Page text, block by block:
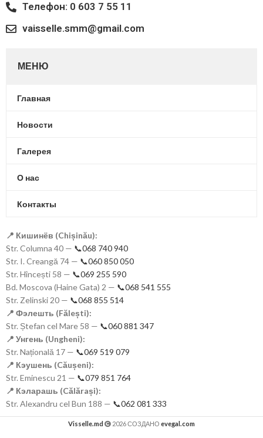
Телефон: 0 603 7 55 11
vaisselle.smm@gmail.com
МЕНЮ
Главная
Новости
Галерея
О нас
Контакты
📍 Кишинёв (Chișinău):
Str. Columna 40 — 📞068 740 940
Str. I. Creangă 74 — 📞060 850 050
Str. Hîncești 58 — 📞069 255 590
Bd. Moscova (Haine Gata) 2 — 📞068 541 555
Str. Zelinski 20 — 📞068 855 514
📍 Фэлешть (Fălești):
Str. Ștefan cel Mare 58 — 📞060 881 347
📍 Унгень (Ungheni):
Str. Națională 17 — 📞069 519 079
📍 Кэушень (Căușeni):
Str. Eminescu 21 — 📞079 851 764
📍 Кэларашь (Călărași):
Str. Alexandru cel Bun 188 — 📞062 081 333
Visselle.md 2026 СОЗДАНО evegal.com